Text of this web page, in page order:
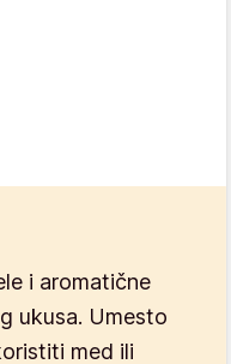
i aromatične
ukusa. Umesto
med ili